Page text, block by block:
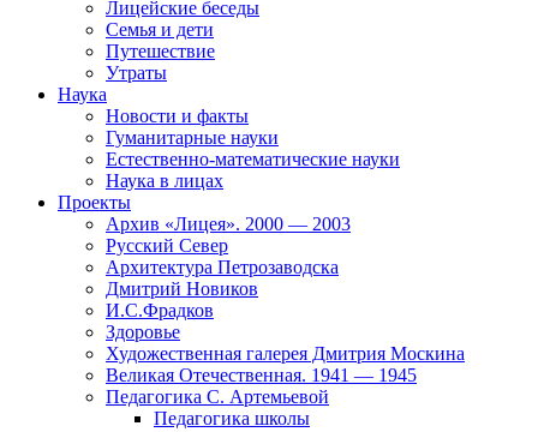
Лицейские беседы
Семья и дети
Путешествие
Утраты
Наука
Новости и факты
Гуманитарные науки
Естественно-математические науки
Наука в лицах
Проекты
Архив «Лицея». 2000 — 2003
Русский Север
Архитектура Петрозаводска
Дмитрий Новиков
И.С.Фрадков
Здоровье
Художественная галерея Дмитрия Москина
Великая Отечественная. 1941 — 1945
Педагогика С. Артемьевой
Педагогика школы